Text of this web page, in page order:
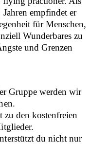
empfindet er
für Menschen,
Wunderbares zu
und Grenzen
Gruppe werden wir
zu den kostenfreien
du nicht nur